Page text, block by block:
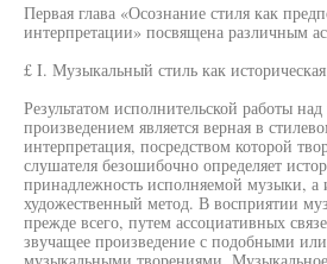
Первая глава «Осознание стиля как
интерпретации» посвящена различным
£ I. Музыкальный стиль как историческая
Результатом исполнительской работы
произведением является верная в
интерпретация, посредством которой
слушателя безошибочно определяет
принадлежность исполняемой музыки, а
художественный метод. В восприятии
прежде всего, путем ассоциативных
звучащее произведение с подобными